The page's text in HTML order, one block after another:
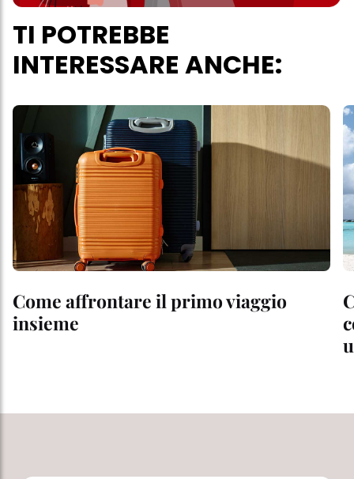
TI POTREBBE
INTERESSARE ANCHE:
Come affrontare il primo viaggio
insieme